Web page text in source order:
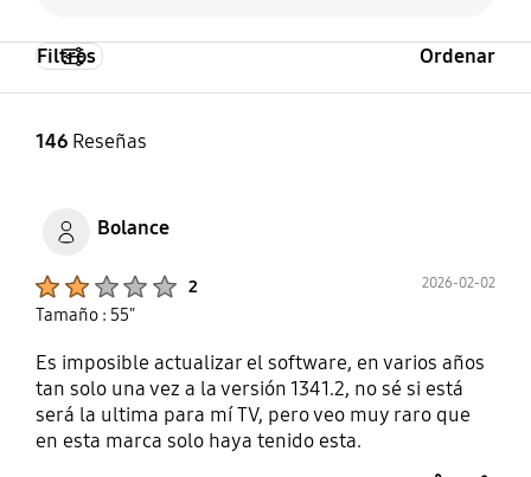
146Reseñas
Filtros Ordenar
Bolance
2 2026-02-02
Tamaño : 55"
Es imposible actualizar el software, en varios años
tan solo una vez a la versión 1341.2, no sé si está
será la ultima para mí TV, pero veo muy raro que
en esta marca solo haya tenido esta.